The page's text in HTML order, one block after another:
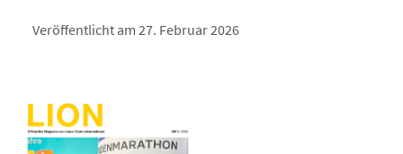
Veröffentlicht am 27. Februar 2026